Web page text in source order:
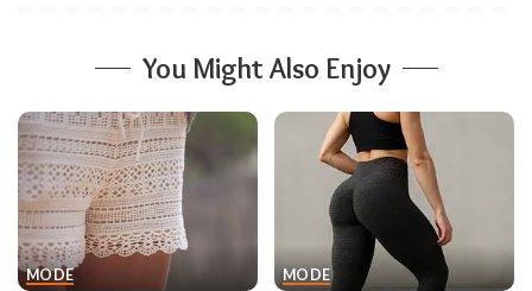
You Might Also Enjoy
MODE MODE